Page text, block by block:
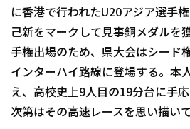
に香港で行われたU20アジア選手
己新をマークして見事銅メダルを
手権出場のため、県大会はシード
インターハイ路線に登場する。本
え、高校史上9人目の19分台に手
次第はその高速レースを思い描いて